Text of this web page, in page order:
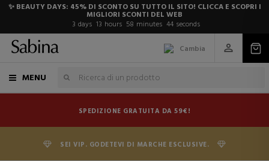
✨ BEAUTY DAYS: 45% DI SCONTO SU TUTTO IL SITO! CLICCA E SCOPRI I
MIGLIORI SCONTI DEL WEB
3 days 13 hours 58 minutes 43 seconds
Cambia
MENU
SPEDIZIONE GRATUITA DA 59€!
SEI VIP. GODETEVI DI MARCHE ESCLUSIVE.